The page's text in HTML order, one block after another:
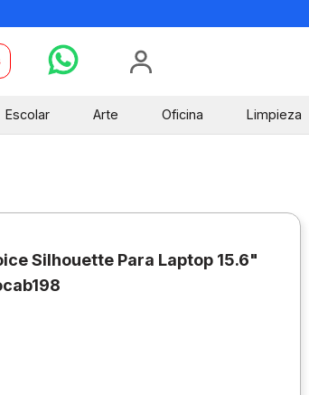
Escolar Arte Oficina Limpieza
Silhouette Para Laptop 15.6"